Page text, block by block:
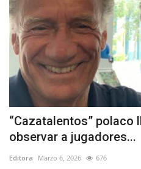
“Cazatalentos” polaco
observar a jugadores...
Editora Marzo 6, 2026 676